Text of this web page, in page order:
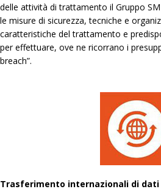
delle attività di trattamento il Gruppo
le misure di sicurezza, tecniche e
caratteristiche del trattamento e
per effettuare, ove ne ricorrano i
breach”.
Trasferimento internazionali di dati